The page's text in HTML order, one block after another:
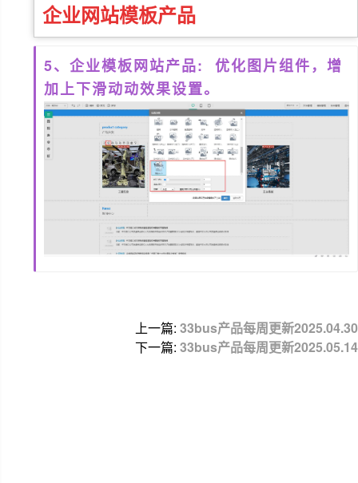
企业网站模板产品
5、企业模板网站产品: 优化图片组件，增
加上下滑动动效果设置。
上一篇: 33bus产品每周更新2025.04.30
下一篇: 33bus产品每周更新2025.05.14